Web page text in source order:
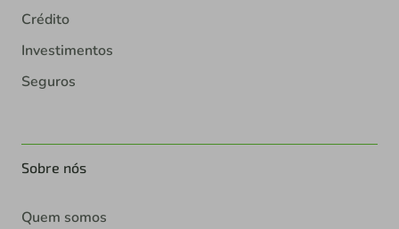
Crédito
Investimentos
Seguros
Sobre nós
Quem somos